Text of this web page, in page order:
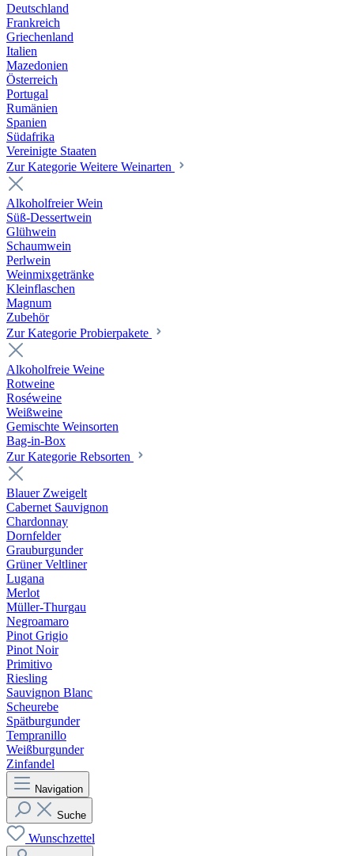
Deutschland
Frankreich
Griechenland
Italien
Mazedonien
Österreich
Portugal
Rumänien
Spanien
Südafrika
Vereinigte Staaten
Zur Kategorie Weitere Weinarten
Alkoholfreier Wein
Süß-Dessertwein
Glühwein
Schaumwein
Perlwein
Weinmixgetränke
Kleinflaschen
Magnum
Zubehör
Zur Kategorie Probierpakete
Alkoholfreie Weine
Rotweine
Roséweine
Weißweine
Gemischte Weinsorten
Bag-in-Box
Zur Kategorie Rebsorten
Blauer Zweigelt
Cabernet Sauvignon
Chardonnay
Dornfelder
Grauburgunder
Grüner Veltliner
Lugana
Merlot
Müller-Thurgau
Negroamaro
Pinot Grigio
Pinot Noir
Primitivo
Riesling
Sauvignon Blanc
Scheurebe
Spätburgunder
Tempranillo
Weißburgunder
Zinfandel
Navigation
Suche
Wunschzettel